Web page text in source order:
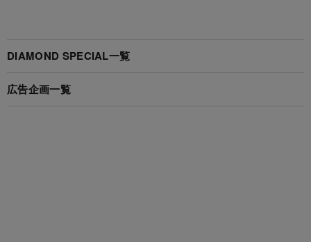
DIAMOND SPECIAL一覧
広告企画一覧